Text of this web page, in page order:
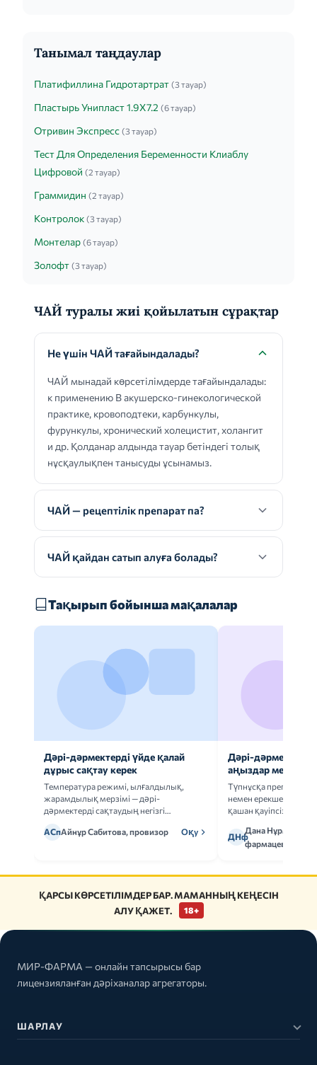
Танымал таңдаулар
Платифиллина Гидротартрат (3 тауар)
Пластырь Унипласт 1.9Х7.2 (6 тауар)
Отривин Экспресс (3 тауар)
Тест Для Определения Беременности Клиаблу
Цифровой (2 тауар)
Граммидин (2 тауар)
Контролок (3 тауар)
Монтелар (6 тауар)
Золофт (3 тауар)
ЧАЙ туралы жиі қойылатын сұрақтар
Не үшін ЧАЙ тағайындалады?
ЧАЙ мынадай көрсетілімдерде тағайындалады:
к применению В акушерско-гинекологической
практике, кровоподтеки, карбункулы,
фурункулы, хронический холецистит, холангит
и др. Қолданар алдында тауар бетіндегі толық
нұсқаулықпен танысуды ұсынамыз.
ЧАЙ — рецептілік препарат па?
ЧАЙ қайдан сатып алуға болады?
Тақырып бойынша мақалалар
Дәрі-дәрмектерді үйде қалай
дұрыс сақтау керек
Температура режимі, ылғалдылық,
жарамдылық мерзімі — дәрі-
дәрмектерді сақтаудың негізгі
АСпАйнұр Сабитова, провизор Оқу
Дәрі-дәрмек
аңыздар мен
Түпнұсқа
немен ерекшеленеді
қашан қауіпсіз.
ДНф
Дана
фармацевт
ҚАРСЫ КӨРСЕТІЛІМДЕР БАР. МАМАННЫҢ КЕҢЕСІН
АЛУ ҚАЖЕТ.
18+
МИР-ФАРМА — онлайн тапсырысы бар
лицензияланған дәріханалар агрегаторы.
ШАРЛАУ